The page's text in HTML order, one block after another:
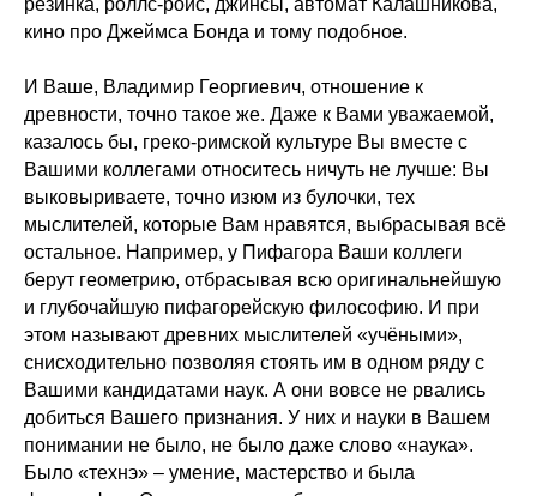
резинка, роллс-ройс, джинсы, автомат Калашникова,
кино про Джеймса Бонда и тому подобное.
И Ваше, Владимир Георгиевич, отношение к
древности, точно такое же. Даже к Вами уважаемой,
казалось бы, греко-римской культуре Вы вместе с
Вашими коллегами относитесь ничуть не лучше: Вы
выковыриваете, точно изюм из булочки, тех
мыслителей, которые Вам нравятся, выбрасывая всё
остальное. Например, у Пифагора Ваши коллеги
берут геометрию, отбрасывая всю оригинальнейшую
и глубочайшую пифагорейскую философию. И при
этом называют древних мыслителей «учёными»,
снисходительно позволяя стоять им в одном ряду с
Вашими кандидатами наук. А они вовсе не рвались
добиться Вашего признания. У них и науки в Вашем
понимании не было, не было даже слово «наука».
Было «технэ» – умение, мастерство и была